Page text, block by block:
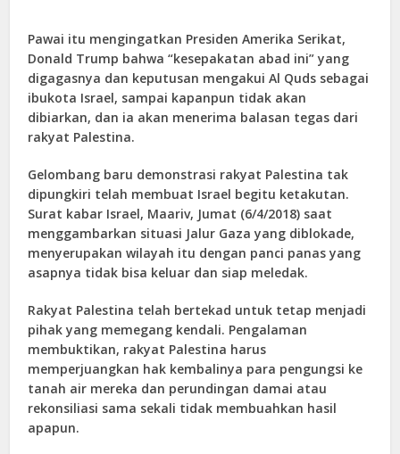
Pawai itu mengingatkan Presiden Amerika Serikat,
Donald Trump bahwa “kesepakatan abad ini” yang
digagasnya dan keputusan mengakui Al Quds sebagai
ibukota Israel, sampai kapanpun tidak akan
dibiarkan, dan ia akan menerima balasan tegas dari
rakyat Palestina.
Gelombang baru demonstrasi rakyat Palestina tak
dipungkiri telah membuat Israel begitu ketakutan.
Surat kabar Israel, Maariv, Jumat (6/4/2018) saat
menggambarkan situasi Jalur Gaza yang diblokade,
menyerupakan wilayah itu dengan panci panas yang
asapnya tidak bisa keluar dan siap meledak.
Rakyat Palestina telah bertekad untuk tetap menjadi
pihak yang memegang kendali. Pengalaman
membuktikan, rakyat Palestina harus
memperjuangkan hak kembalinya para pengungsi ke
tanah air mereka dan perundingan damai atau
rekonsiliasi sama sekali tidak membuahkan hasil
apapun.